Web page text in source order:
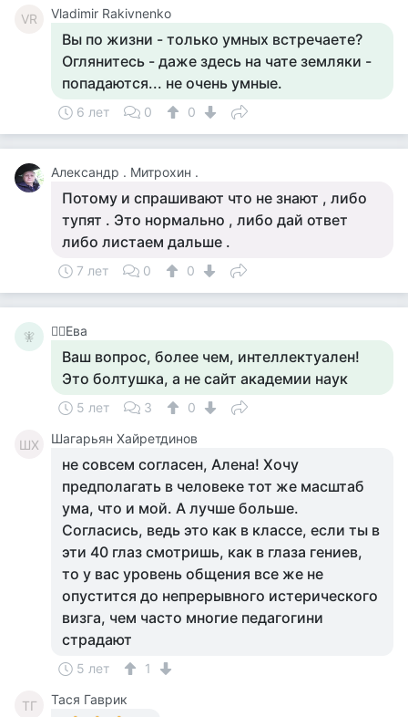
VR Vladimir Rakivnenko
Вы по жизни - только умных встречаете?
Оглянитесь - даже здесь на чате земляки -
попадаются... не очень умные.
6 лет 0 0
Александр . Митрохин .
Потому и спрашивают что не знают , либо
тупят . Это нормально , либо дай ответ
либо листаем дальше .
7 лет 0 0
🧚‍ 🧚‍♀️Ева
Ваш вопрос, более чем, интеллектуален!
Это болтушка, а не сайт академии наук
5 лет 3 0
ШХ Шагарьян Хайретдинов
не совсем согласен, Алена! Хочу
предполагать в человеке тот же масштаб
ума, что и мой. А лучше больше.
Согласись, ведь это как в классе, если ты в
эти 40 глаз смотришь, как в глаза гениев,
то у вас уровень общения все же не
опустится до непрерывного истерического
визга, чем часто многие педагогини
страдают
5 лет 1
ТГ
Тася Гаврик